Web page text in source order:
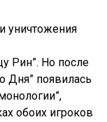
уничтожения
Рин”. Но после
Дня” появилась
обоих игроков